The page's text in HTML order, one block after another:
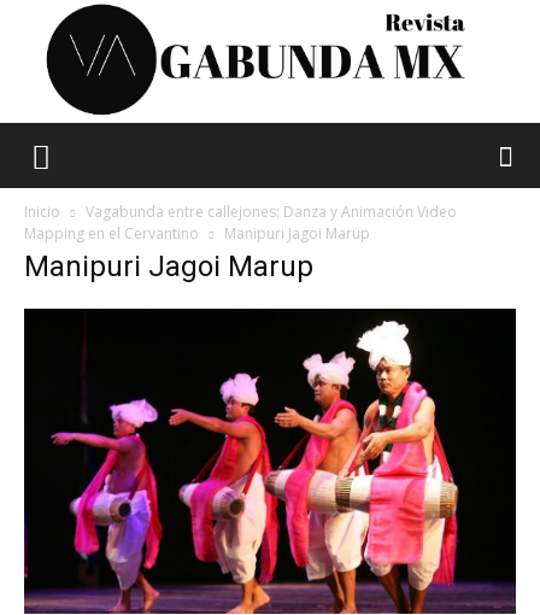
Mx
Inicio
Vagabunda entre callejones: Danza y Animación Video
Mapping en el Cervantino
Manipuri Jagoi Marup
Manipuri Jagoi Marup